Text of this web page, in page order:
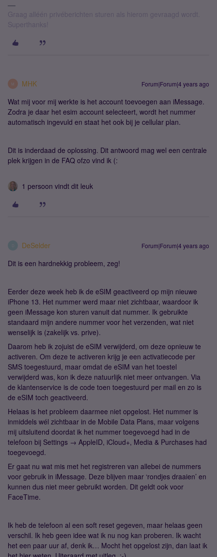
Graag alléén privéberichten sturen als hierom gevraagd wordt.
Superthanks!
M MHK Forum|Forum|4 years ago
Wat mij voor mij werkte is het account toevoegen aan iMessage.
Zodra je daar het esim account selecteert, wordt het nummer
automatisch ingevuld en staat het ook bij je cellular plan.
Dit is inderdaad de oplossing. Dit antwoord mag wel een centrale
plek krijgen in de FAQ ofzo vind ik (:
1 persoon vindt dit leuk
DeSelder Forum|Forum|4 years ago
Dit is een hardnekkig probleem, zeg!
Eerder deze week heb ik de eSIM geactiveerd op mijn nieuwe
iPhone 13. Het nummer werd maar niet zichtbaar, waardoor ik
geen iMessage kon sturen vanuit dat nummer. Ik gebruikte
standaard mijn andere nummer voor het verzenden, wat niet
wenselijk is (zakelijk vs. prive).
Daarom heb ik zojuist de eSIM verwijderd, om deze opnieuw te
activeren. Om deze te activeren krijg je een activatiecode per
SMS toegestuurd, maar omdat de eSIM van het toestel
verwijderd was, kon ik deze natuurlijk niet meer ontvangen. Via
de klantenservice is de code toen toegestuurd per mail en zo is
de eSIM toch geactiveerd.
Helaas is het probleem daarmee niet opgelost. Het nummer is
inmiddels wél zichtbaar in de Mobile Data Plans, maar volgens
mij uitsluitend doordat ik het nummer toegevoegd had in de
telefoon bij Settings → AppleID, iCloud+, Media & Purchases had
toegevoegd.
Er gaat nu wat mis met het registreren van allebei de nummers
voor gebruik in iMessage. Deze blijven maar ‘rondjes draaien’ en
kunnen dus niet meer gebruikt worden. Dit geldt ook voor
FaceTime.
Ik heb de telefoon al een soft reset gegeven, maar helaas geen
verschil. Ik heb geen idee wat ik nu nog kan proberen. Ik wacht
het een paar uur af, denk ik… Mocht het opgelost zijn, dan laat ik